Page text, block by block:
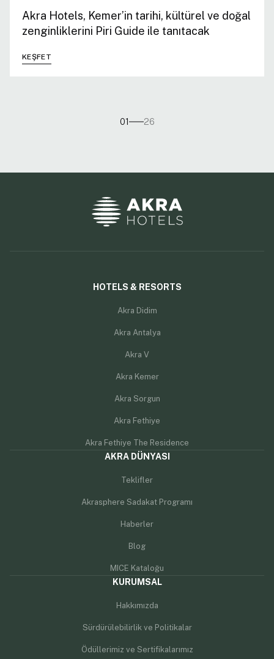
Akra Hotels, Kemer’in tarihi, kültürel ve doğal
zenginliklerini Piri Guide ile tanıtacak
KEŞFET
01 26
HOTELS & RESORTS
Akra Didim
Akra Antalya
Akra V
Akra Kemer
Akra Sorgun
Akra Fethiye
Akra Fethiye The Residence
AKRA DÜNYASI
Teklifler
Akrasphere Sadakat Programı
Haberler
Blog
MICE Kataloğu
KURUMSAL
Hakkımızda
Sürdürülebilirlik ve Politikalar
Ödüllerimiz ve Sertifikalarımız